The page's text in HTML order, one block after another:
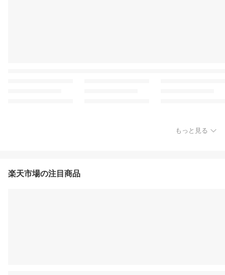
もっと見る
楽天市場の注目商品